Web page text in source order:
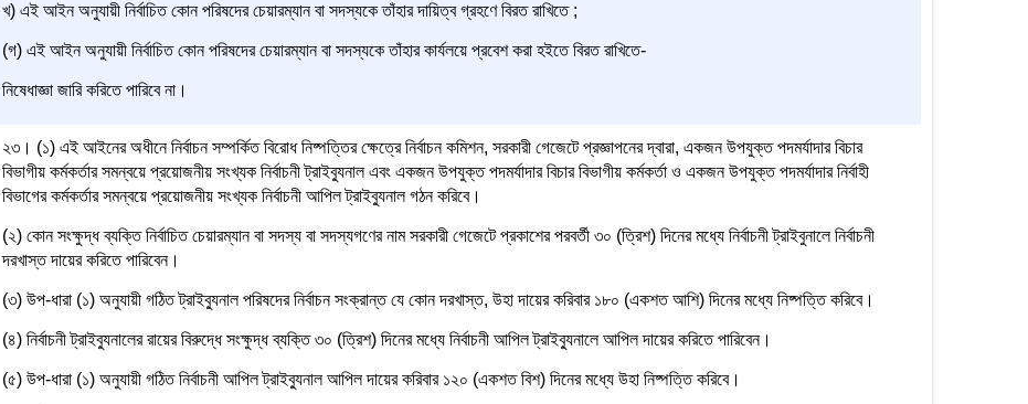
খ) এই আইন অনুযায়ী নির্বাচিত কোন পরিষদের চেয়ারম্যান বা সদস্যকে তাঁহার দায়িত্ব গ্রহণে বিরত রাখিতে ;
(গ) এই আইন অনুযায়ী নির্বাচিত কোন পরিষদের চেয়ারম্যান বা সদস্যকে তাঁহার কার্যলয়ে প্রবেশ করা হইতে বিরত রাখিতে-
নিষেধাজ্ঞা জারি করিতে পারিবে না।
২৩। (১) এই আইনের অধীনে নির্বাচন সম্পর্কিত বিরোধ নিষ্পত্তির ক্ষেত্রে নির্বাচন কমিশন, সরকারী গেজেটে প্রজ্ঞাপনের দ্বারা, একজন উপযুক্ত পদমর্যাদার বিচার
বিভাগীয় কর্মকর্তার সমন্বয়ে প্রয়োজনীয় সংখ্যক নির্বাচনী ট্রাইব্যুনাল এবং একজন উপযুক্ত পদমর্যাদার বিচার বিভাগীয় কর্মকর্তা ও একজন উপযুক্ত পদমর্যাদার নির্বাহী
বিভাগের কর্মকর্তার সমন্বয়ে প্রয়োজনীয় সংখ্যক নির্বাচনী আপিল ট্রাইব্যুনাল গঠন করিবে।
(২) কোন সংক্ষুদ্ধ ব্যক্তি নির্বাচিত চেয়ারম্যান বা সদস্য বা সদস্যগণের নাম সরকারী গেজেটে প্রকাশের পরবর্তী ৩০ (ত্রিশ) দিনের মধ্যে নির্বাচনী ট্রাইবুনালে নির্বাচনী
দরখাস্ত দায়ের করিতে পারিবেন।
(৩) উপ-ধারা (১) অনুযায়ী গঠিত ট্রাইব্যুনাল পরিষদের নির্বাচন সংক্রান্ত যে কোন দরখাস্ত, উহা দায়ের করিবার ১৮০ (একশত আশি) দিনের মধ্যে নিষ্পত্তি করিবে।
(৪) নির্বাচনী ট্রাইব্যুনালের রায়ের বিরুদ্ধে সংক্ষুদ্ধ ব্যক্তি ৩০ (ত্রিশ) দিনের মধ্যে নির্বাচনী আপিল ট্রাইব্যুনালে আপিল দায়ের করিতে পারিবেন।
(৫) উপ-ধারা (১) অনুযায়ী গঠিত নির্বাচনী আপিল ট্রাইব্যুনাল আপিল দায়ের করিবার ১২০ (একশত বিশ) দিনের মধ্যে উহা নিষ্পত্তি করিবে।